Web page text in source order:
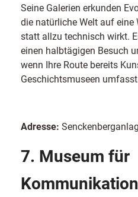
Seine Galerien erkunden
die natürliche Welt auf eine
statt allzu technisch wirkt.
einen halbtägigen Besuch
wenn Ihre Route bereits
Geschichtsmuseen
Adresse:
7. Museum für
Kommunikation